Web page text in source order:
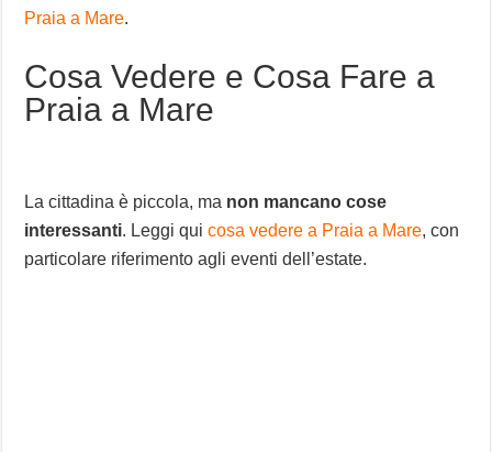
Praia a Mare.
Cosa Vedere e Cosa Fare a
Praia a Mare
La cittadina è piccola, ma non mancano cose
interessanti. Leggi quicosa vedere a Praia a Mare, con
particolare riferimento agli eventi dell’estate.